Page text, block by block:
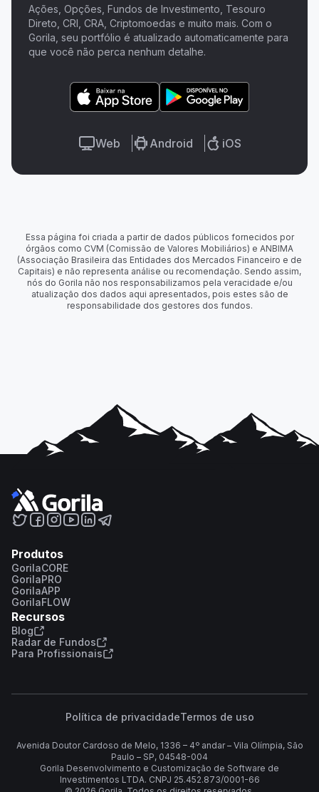
Ações, Opções, Fundos de Investimento, Tesouro
Direto, CRI, CRA, Criptomoedas e muito mais. Com o
Gorila, seu portfólio é atualizado automaticamente para
que você não perca nenhum detalhe.
Web Android iOS
Essa página foi criada a partir de dados públicos fornecidos por
órgãos como CVM (Comissão de Valores Mobiliários) e ANBIMA
(Associação Brasileira das Entidades dos Mercados Financeiro e de
Capitais) e não representa análise ou recomendação. Sendo assim,
nós do Gorila não nos responsabilizamos pela veracidade e/ou
atualização dos dados aqui apresentados, pois estes são de
responsabilidade dos gestores dos fundos.
Produtos
GorilaCORE
GorilaPRO
GorilaAPP
GorilaFLOW
Recursos
Blog
Radar de Fundos
Para Profissionais
Política de privacidadeTermos de uso
Avenida Doutor Cardoso de Melo, 1336 – 4º andar – Vila Olímpia, São
Paulo – SP, 04548-004
Gorila Desenvolvimento e Customização de Software de
Investimentos LTDA. CNPJ 25.452.873/0001-66